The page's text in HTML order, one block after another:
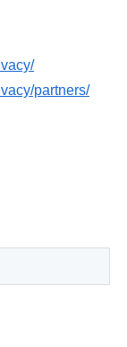
partners/